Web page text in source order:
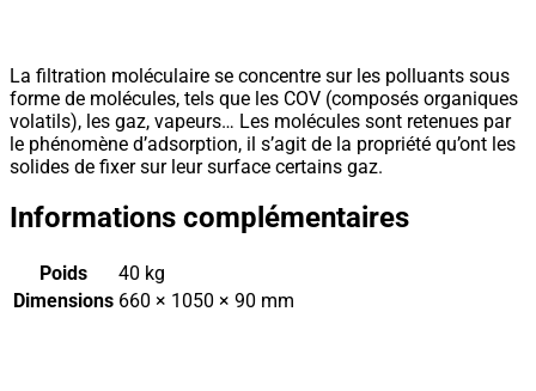
La filtration moléculaire se concentre sur les polluants sous
forme de molécules, tels que les COV (composés organiques
volatils), les gaz, vapeurs… Les molécules sont retenues par
le phénomène d’adsorption, il s’agit de la propriété qu’ont les
solides de fixer sur leur surface certains gaz.
Informations complémentaires
Poids
40 kg
Dimensions 660 × 1050 × 90 mm